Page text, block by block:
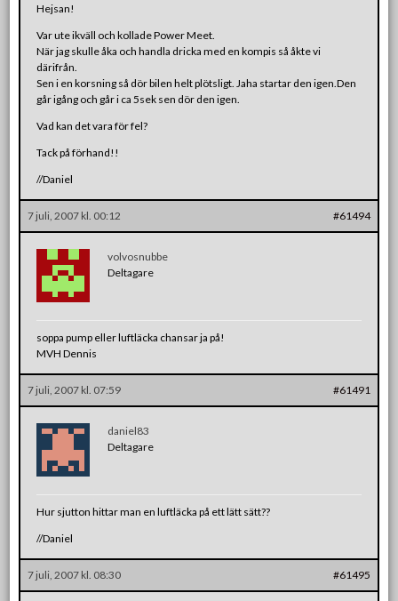
Hejsan!
Var ute ikväll och kollade Power Meet.
När jag skulle åka och handla dricka med en kompis så åkte vi
därifrån.
Sen i en korsning så dör bilen helt plötsligt. Jaha startar den igen.Den
går igång och går i ca 5sek sen dör den igen.
Vad kan det vara för fel?
Tack på förhand!!
//Daniel
7 juli, 2007 kl. 00:12 #61494
volvosnubbe
Deltagare
soppa pump eller luftläcka chansar ja på!
MVH Dennis
7 juli, 2007 kl. 07:59 #61491
daniel83
Deltagare
Hur sjutton hittar man en luftläcka på ett lätt sätt??
//Daniel
7 juli, 2007 kl. 08:30 #61495